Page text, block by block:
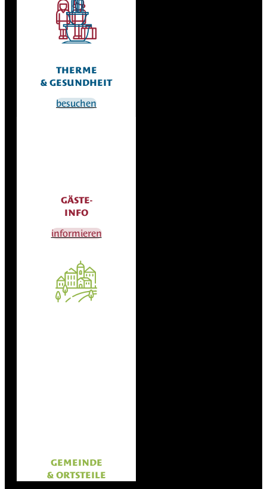
GÄSTE-
INFO
informieren
THERME
& GESUNDHEIT
besuchen
GEMEINDE
& ORTSTEILE